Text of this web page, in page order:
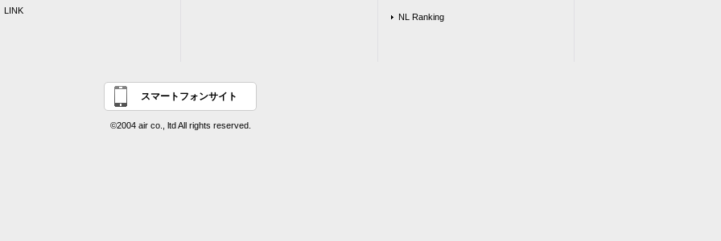
LINK
NL Ranking
スマートフォンサイト
©2004 air co., ltd All rights reserved.